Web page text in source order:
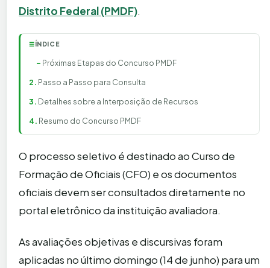
Distrito Federal (PMDF).
☰ÍNDICE
Próximas Etapas do Concurso PMDF
Passo a Passo para Consulta
Detalhes sobre a Interposição de Recursos
Resumo do Concurso PMDF
O processo seletivo é destinado ao Curso de
Formação de Oficiais (CFO) e os documentos
oficiais devem ser consultados diretamente no
portal eletrônico da instituição avaliadora.
As avaliações objetivas e discursivas foram
aplicadas no último domingo (14 de junho) para um